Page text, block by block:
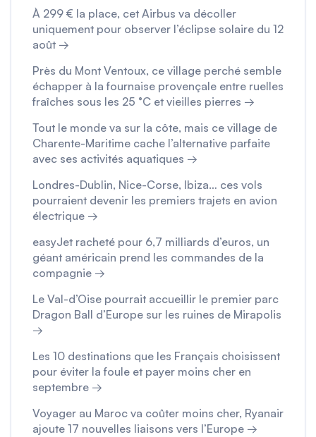
À 299 € la place, cet Airbus va décoller
uniquement pour observer l’éclipse solaire du 12
août →
Près du Mont Ventoux, ce village perché semble
échapper à la fournaise provençale entre ruelles
fraîches sous les 25 °C et vieilles pierres →
Tout le monde va sur la côte, mais ce village de
Charente-Maritime cache l’alternative parfaite
avec ses activités aquatiques →
Londres-Dublin, Nice-Corse, Ibiza… ces vols
pourraient devenir les premiers trajets en avion
électrique →
easyJet racheté pour 6,7 milliards d’euros, un
géant américain prend les commandes de la
compagnie →
Le Val-d’Oise pourrait accueillir le premier parc
Dragon Ball d’Europe sur les ruines de Mirapolis
→
Les 10 destinations que les Français choisissent
pour éviter la foule et payer moins cher en
septembre →
Voyager au Maroc va coûter moins cher, Ryanair
ajoute 17 nouvelles liaisons vers l’Europe →